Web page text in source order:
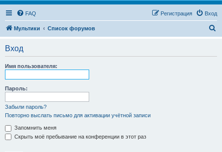
FAQ Вход
Регистрация
Мультики Список форумов
Вход
Имя пользователя:
Пароль:
Забыли пароль?
Повторно выслать письмо для активации учётной записи
Запомнить меня
Скрыть моё пребывание на конференции в этот раз